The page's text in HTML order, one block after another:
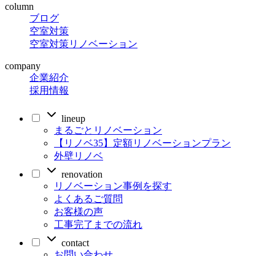
column
ブログ
空室対策
空室対策リノベーション
company
企業紹介
採用情報
lineup
まるごとリノベーション
【リノベ35】定額リノベーションプラン
外壁リノベ
renovation
リノベーション事例を探す
よくあるご質問
お客様の声
工事完了までの流れ
contact